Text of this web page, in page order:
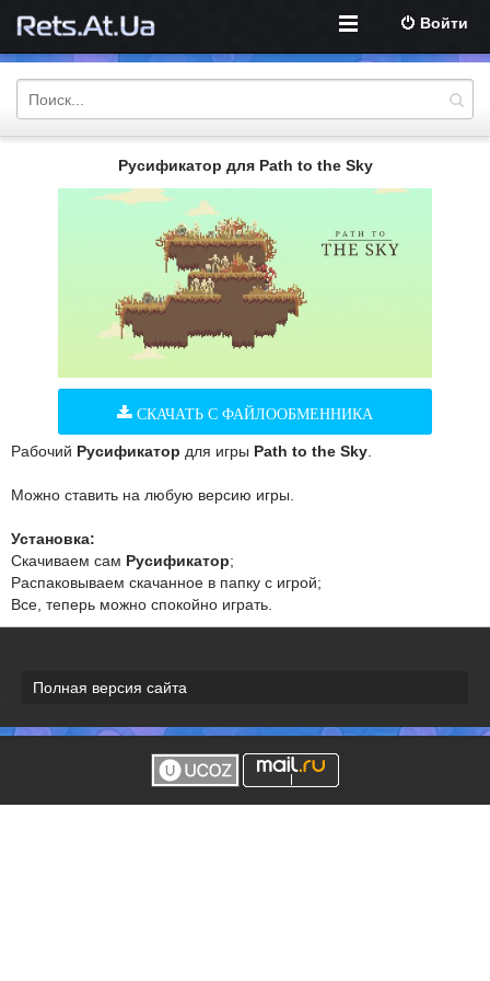
Войти
Русификатор для Path to the Sky
СКАЧАТЬ С ФАЙЛООБМЕННИКА
Рабочий Русификатор для игры Path to the Sky.
Можно ставить на любую версию игры.
Установка:
Скачиваем сам Русификатор;
Распаковываем скачанное в папку с игрой;
Все, теперь можно спокойно играть.
Полная версия сайта